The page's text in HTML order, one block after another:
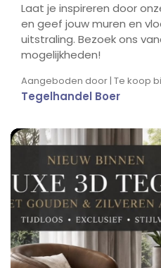
Laat je inspireren door
en geef jouw muren en
uitstraling. Bezoek ons
mogelijkheden!
Aangeboden door | Te koop
Tegelhandel Boer